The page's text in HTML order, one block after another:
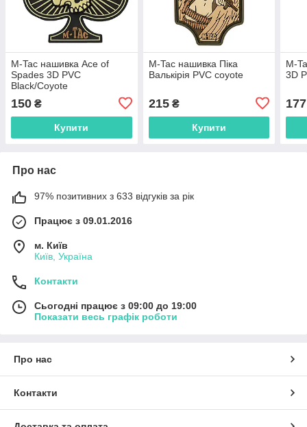
M-Tac нашивка Ace of
Spades 3D PVC
Black/Coyote
150 ₴
Купити
M-Tac нашивка Піка
Валькірія PVC coyote
215₴
Купити
M-
3D
177
Про нас
97% позитивних з 633 відгуків за рік
Працює з 09.01.2016
м. Київ
Київ, Україна
Контакти
Сьогодні працює з 09:00 до 19:00
Показати весь графік роботи
Про нас
Контакти